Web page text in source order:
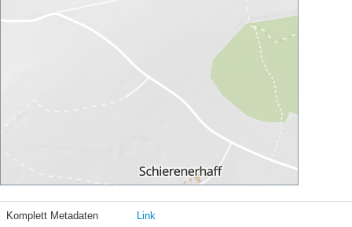
Komplett Metadaten Link